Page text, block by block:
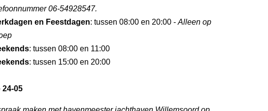
06-54928547.
en Feestdagen: tussen 08:00 en 20:00 - Alleen op
: tussen 08:00 en 11:00
: tussen 15:00 en 20:00
24-05